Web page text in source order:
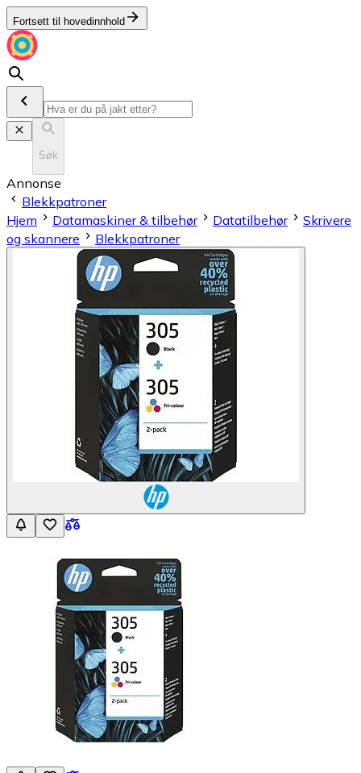
Fortsett til hovedinnhold
Søk
Annonse
Blekkpatroner
Hjem
Datamaskiner & tilbehør Datatilbehør
Skrivere
og skannere
Blekkpatroner